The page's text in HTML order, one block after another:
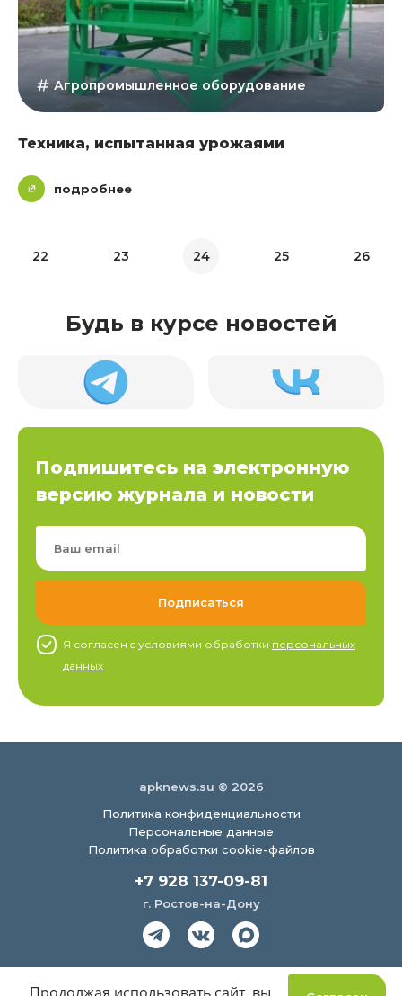
Агропромышленное оборудование
Техника, испытанная урожаями
подробнее
22 23 24 25 26
Будь в курсе новостей
Подпишитесь на электронную
версию журнала и новости
Я согласен c условиями обработки персональных
данных
apknews.su © 2026
Политика конфиденциальности
Персональные данные
Политика обработки cookie-файлов
+7 928 137-09-81
г. Ростов-на-Дону